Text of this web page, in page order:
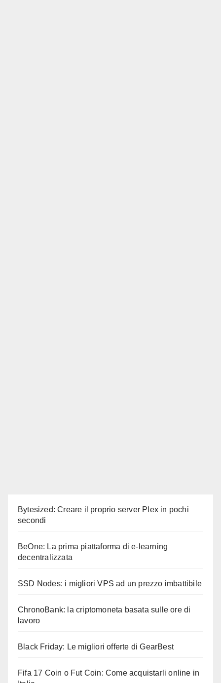
Bytesized: Creare il proprio server Plex in pochi
secondi
BeOne: La prima piattaforma di e-learning
decentralizzata
SSD Nodes: i migliori VPS ad un prezzo imbattibile
ChronoBank: la criptomoneta basata sulle ore di
lavoro
Black Friday: Le migliori offerte di GearBest
Fifa 17 Coin o Fut Coin: Come acquistarli online in